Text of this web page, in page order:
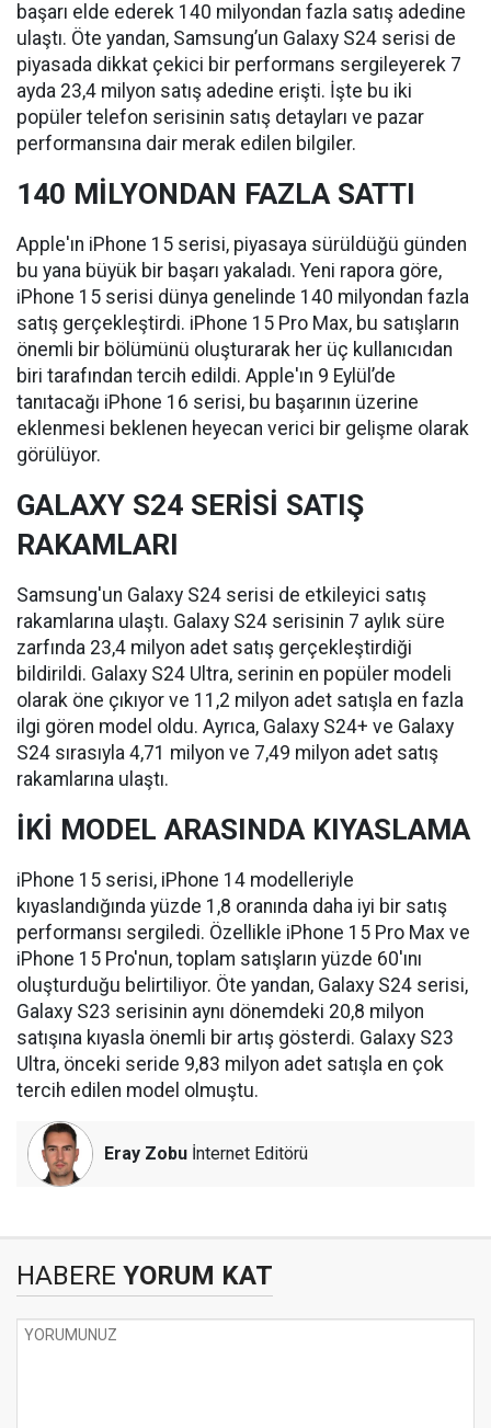
başarı elde ederek 140 milyondan fazla satış adedine
ulaştı. Öte yandan, Samsung’un Galaxy S24 serisi de
piyasada dikkat çekici bir performans sergileyerek 7
ayda 23,4 milyon satış adedine erişti. İşte bu iki
popüler telefon serisinin satış detayları ve pazar
performansına dair merak edilen bilgiler.
140 MİLYONDAN FAZLA SATTI
Apple'ın iPhone 15 serisi, piyasaya sürüldüğü günden
bu yana büyük bir başarı yakaladı. Yeni rapora göre,
iPhone 15 serisi dünya genelinde 140 milyondan fazla
satış gerçekleştirdi. iPhone 15 Pro Max, bu satışların
önemli bir bölümünü oluşturarak her üç kullanıcıdan
biri tarafından tercih edildi. Apple'ın 9 Eylül’de
tanıtacağı iPhone 16 serisi, bu başarının üzerine
eklenmesi beklenen heyecan verici bir gelişme olarak
görülüyor.
GALAXY S24 SERİSİ SATIŞ
RAKAMLARI
Samsung'un Galaxy S24 serisi de etkileyici satış
rakamlarına ulaştı. Galaxy S24 serisinin 7 aylık süre
zarfında 23,4 milyon adet satış gerçekleştirdiği
bildirildi. Galaxy S24 Ultra, serinin en popüler modeli
olarak öne çıkıyor ve 11,2 milyon adet satışla en fazla
ilgi gören model oldu. Ayrıca, Galaxy S24+ ve Galaxy
S24 sırasıyla 4,71 milyon ve 7,49 milyon adet satış
rakamlarına ulaştı.
İKİ MODEL ARASINDA KIYASLAMA
iPhone 15 serisi, iPhone 14 modelleriyle
kıyaslandığında yüzde 1,8 oranında daha iyi bir satış
performansı sergiledi. Özellikle iPhone 15 Pro Max ve
iPhone 15 Pro'nun, toplam satışların yüzde 60'ını
oluşturduğu belirtiliyor. Öte yandan, Galaxy S24 serisi,
Galaxy S23 serisinin aynı dönemdeki 20,8 milyon
satışına kıyasla önemli bir artış gösterdi. Galaxy S23
Ultra, önceki seride 9,83 milyon adet satışla en çok
tercih edilen model olmuştu.
Eray Zobu İnternet Editörü
HABERE YORUM KAT